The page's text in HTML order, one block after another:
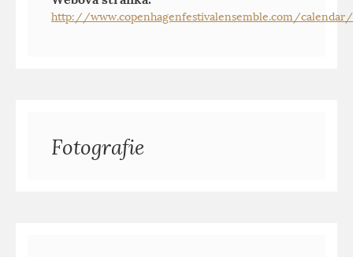
http://www.copenhagenfestivalensemble.com/calendar/
Fotografie